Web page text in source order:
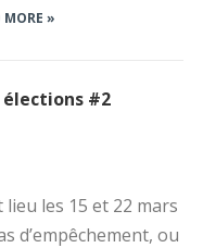
MORE »
#2
les 15 et 22 mars
d’empêchement, ou